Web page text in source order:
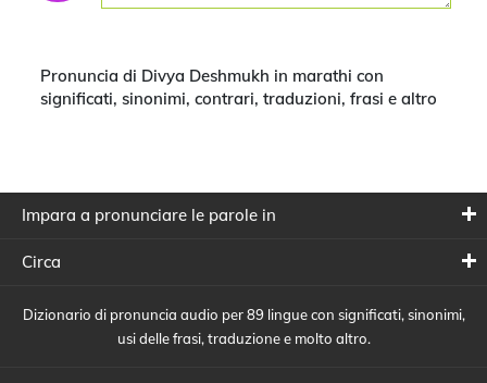
Pronuncia di Divya Deshmukh in marathi con
significati, sinonimi, contrari, traduzioni, frasi e altro
Impara a pronunciare le parole in
Circa
Dizionario di pronuncia audio per 89 lingue con significati, sinonimi,
usi delle frasi, traduzione e molto altro.